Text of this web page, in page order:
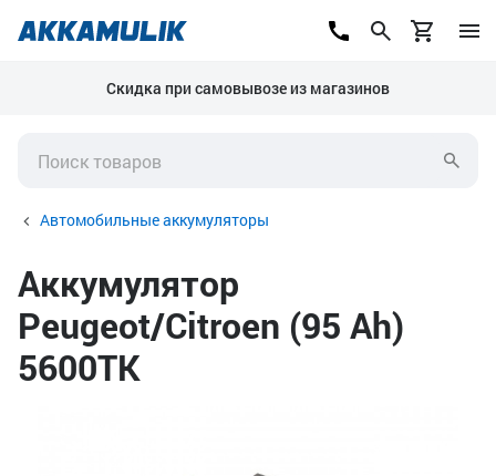
Скидка при самовывозе из магазинов
Автомобильные аккумуляторы
Аккумулятор
Peugeot/Citroen (95 Ah)
5600TK